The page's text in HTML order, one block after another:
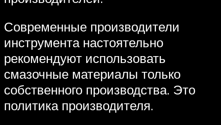
Современные производители
инструмента настоятельно
рекомендуют использовать
смазочные материалы только
собственного производства. Это
политика производителя.